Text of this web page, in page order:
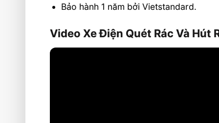
Bảo hành 1 năm bởi Vietstandard.
Video Xe Điện Quét Rác Và Hút